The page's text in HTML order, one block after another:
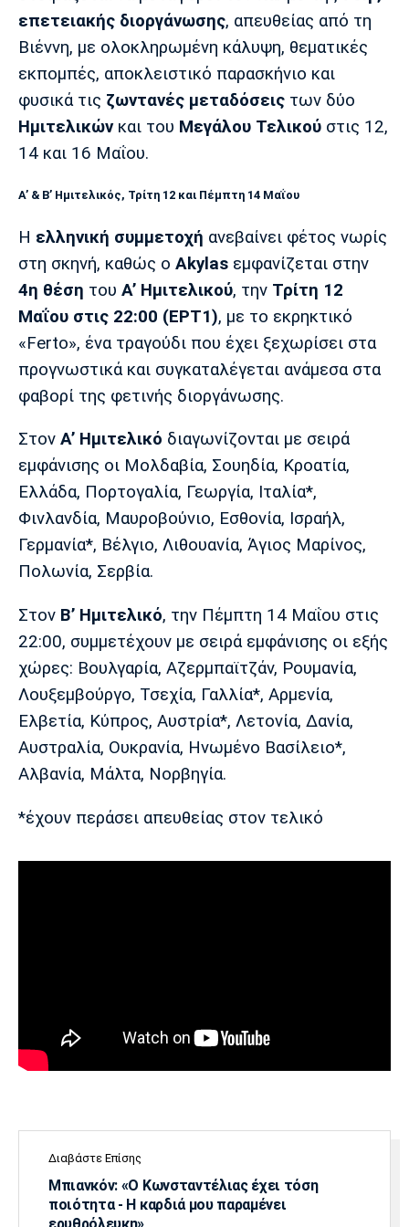
Πολιτισμός
Τραγούδια
Cine Spot
Running
Παρασκήνιο
Πρόγραμμα TV
Ιωνικός Κηφισιά Πανσερραϊκός
Μπαρτσελόνα
Ρεάλ
Ατλέτικο
Μάντσεστερ
Γιουνάιτεντ
Τσέλσι
Ίντερ Μίλαν Μπάγερν
Μπορούσια
Ντόρτμουντ
Παρί Σεν
Ζερμέν
Αστέρας
επετειακής διοργάνωσης, απευθείας από τη
Βιέννη, με ολοκληρωμένη κάλυψη, θεματικές
εκπομπές, αποκλειστικό παρασκήνιο και
φυσικά τις ζωντανές μεταδόσεις των δύο
Ημιτελικών και του Μεγάλου Τελικού στις 12,
14 και 16 Μαΐου.
Α’ & Β’ Ημιτελικός, Τρίτη 12 και Πέμπτη 14 Μαΐου
Η ελληνική συμμετοχή ανεβαίνει φέτος νωρίς
στη σκηνή, καθώς ο Akylas εμφανίζεται στην
4η θέση του Α’ Ημιτελικού, την Τρίτη 12
Μαΐου στις 22:00 (ΕΡΤ1), με το εκρηκτικό
«Ferto», ένα τραγούδι που έχει ξεχωρίσει στα
προγνωστικά και συγκαταλέγεται ανάμεσα στα
φαβορί της φετινής διοργάνωσης.
Στον Α’ Ημιτελικό διαγωνίζονται με σειρά
εμφάνισης οι Μολδαβία, Σουηδία, Κροατία,
Ελλάδα, Πορτογαλία, Γεωργία, Ιταλία*,
Φινλανδία, Μαυροβούνιο, Εσθονία, Ισραήλ,
Γερμανία*, Βέλγιο, Λιθουανία, Άγιος Μαρίνος,
Πολωνία, Σερβία.
Στον Β’ Ημιτελικό, την Πέμπτη 14 Μαΐου στις
22:00, συμμετέχουν με σειρά εμφάνισης οι εξής
χώρες: Βουλγαρία, Αζερμπαϊτζάν, Ρουμανία,
Λουξεμβούργο, Τσεχία, Γαλλία*, Αρμενία,
Ελβετία, Κύπρος, Αυστρία*, Λετονία, Δανία,
Αυστραλία, Ουκρανία, Ηνωμένο Βασίλειο*,
Αλβανία, Μάλτα, Νορβηγία.
*έχουν περάσει απευθείας στον τελικό
Διαβάστε Επίσης
Μπιανκόν: «Ο Κωνσταντέλιας έχει τόση
ποιότητα - Η καρδιά μου παραμένει